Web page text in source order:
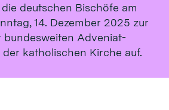
deutschen Bischöfe am
14. Dezember 2025 zur
bundesweiten Adveniat-
katholischen Kirche auf.